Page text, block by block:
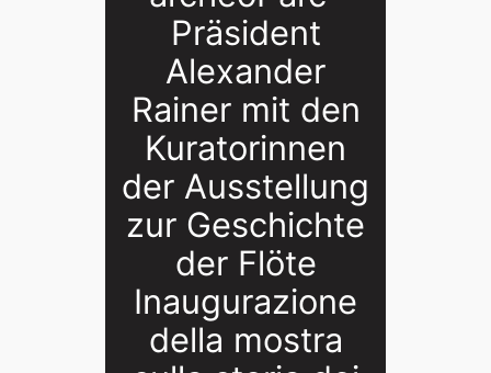
Präsident
Alexander
Rainer mit den
Kuratorinnen
der Ausstellung
zur Geschichte
der Flöte
Inaugurazione
della mostra